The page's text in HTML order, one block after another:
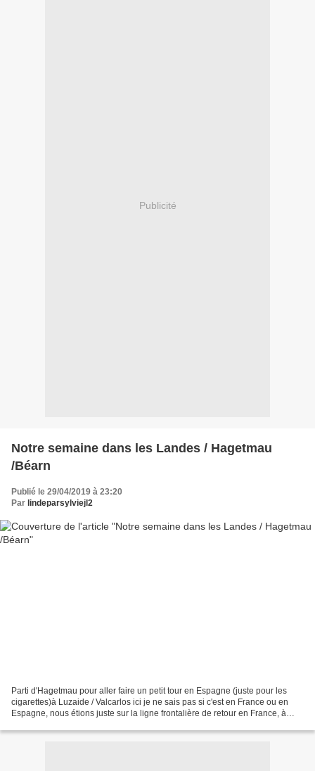
Publicité
Notre semaine dans les Landes / Hagetmau
/Béarn
Publié le 29/04/2019 à 23:20
Par lindeparsylviejl2
Parti d'Hagetmau pour aller faire un petit tour en Espagne (juste pour les
cigarettes)à Luzaide / Valcarlos ici je ne sais pas si c'est en France ou en
Espagne, nous étions juste sur la ligne frontalière de retour en France, à